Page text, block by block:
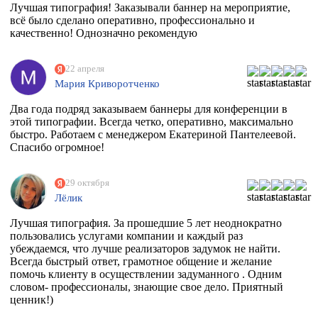
Лучшая типография! Заказывали баннер на мероприятие,
всё было сделано оперативно, профессионально и
качественно! Однозначно рекомендую
22 апреля
Мария Криворотченко
Два года подряд заказываем баннеры для конференции в
этой типографии. Всегда четко, оперативно, максимально
быстро. Работаем с менеджером Екатериной Пантелеевой.
Спасибо огромное!
29 октября
Лёлик
Лучшая типография. За прошедшие 5 лет неоднократно
пользовались услугами компании и каждый раз
убеждаемся, что лучше реализаторов задумок не найти.
Всегда быстрый ответ, грамотное общение и желание
помочь клиенту в осуществлении задуманного . Одним
словом- профессионалы, знающие свое дело. Приятный
ценник!)